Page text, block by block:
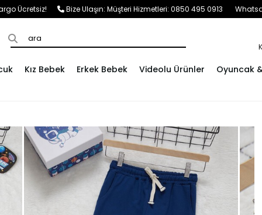
Ücretsiz! Bize Ulaşın: Müşteri Hizmetleri: 0850 495 0913
Kız Bebek Erkek Bebek Videolu Ürünler Oyuncak